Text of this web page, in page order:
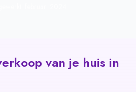
van je huis in